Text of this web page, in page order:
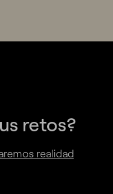
retos?
realidad